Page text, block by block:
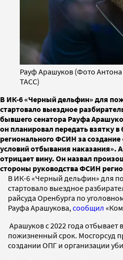
Рауф Арашуков (Фото
ТАСС)
В ИК-6 «Черный дельфин» для
стартовало выездное
бывшего сенатора Рауфа
он планировал передать взятку
регионального ФСИН за
условий отбывания наказания».
отрицает вину. Он назвал
стороны руководства ФСИН
В ИК-6 «Черный дельфин» для
стартовало выездное
райсуда Оренбурга по
Рауфа Арашукова, сообщил
Арашуков с 2022 года
пожизненный срок. Мосгорсуд
создании ОПГ и организации